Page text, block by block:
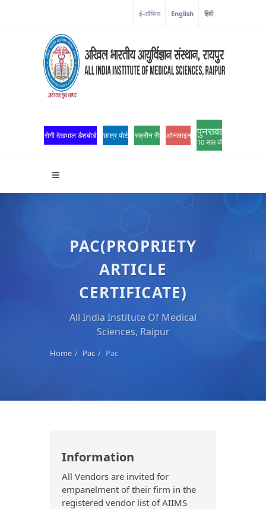
ई-ऑफिस English हिंदी
रोगी देखभाल डैशबोर्ड छात्र पोर्टल स्क्रीन रीडर एक्सेसऑनलाइन ओपीडी पंजीकरण
पुनरावर्तन
10 साल की उत्कृष्टता
PAC(PROPRIETY
ARTICLE
CERTIFICATE)
All India Institute Of Medical
Sciences, Raipur
Home Pac Pac
Information
All Vendors are invited for
empanelment of their firm in the
registered vendor list of AIIMS